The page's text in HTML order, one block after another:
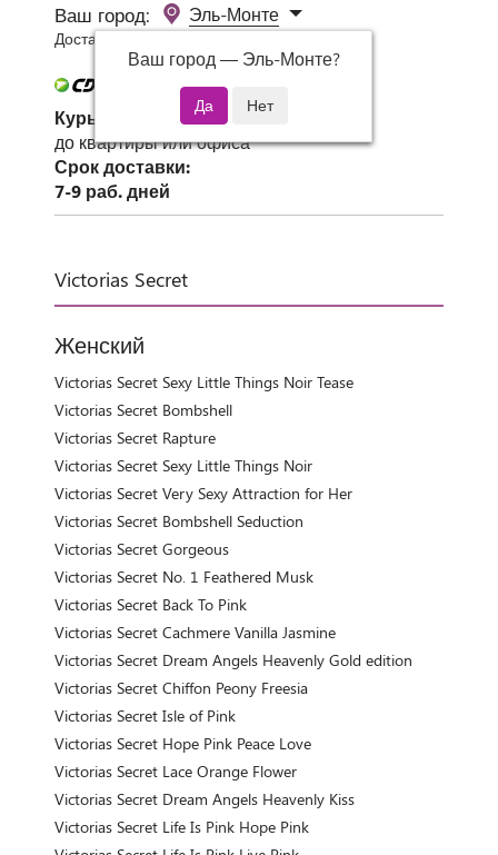
Ваш город:
Эль-Монте
Ваш город — Эль-Монте?
Доставка 0 руб при заказе от 3000 руб.
Курьер СДЭК
до квартиры или офиса
Срок доставки:
7-9 раб. дней
Victorias Secret
Женский
Victorias Secret Sexy Little Things Noir Tease
Victorias Secret Bombshell
Victorias Secret Rapture
Victorias Secret Sexy Little Things Noir
Victorias Secret Very Sexy Attraction for Her
Victorias Secret Bombshell Seduction
Victorias Secret Gorgeous
Victorias Secret No. 1 Feathered Musk
Victorias Secret Back To Pink
Victorias Secret Cachmere Vanilla Jasmine
Victorias Secret Dream Angels Heavenly Gold edition
Victorias Secret Chiffon Peony Freesia
Victorias Secret Isle of Pink
Victorias Secret Hope Pink Peace Love
Victorias Secret Lace Orange Flower
Victorias Secret Dream Angels Heavenly Kiss
Victorias Secret Life Is Pink Hope Pink